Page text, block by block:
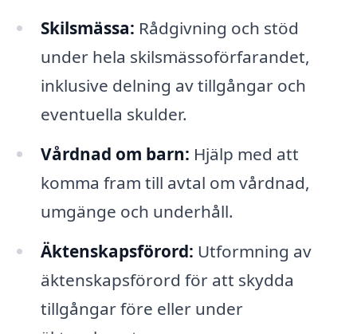
Skilsmässa: Rådgivning och stöd
under hela skilsmässoförfarandet,
inklusive delning av tillgångar och
eventuella skulder.
Vårdnad om barn: Hjälp med att
komma fram till avtal om vårdnad,
umgänge och underhåll.
Äktenskapsförord: Utformning av
äktenskapsförord för att skydda
tillgångar före eller under